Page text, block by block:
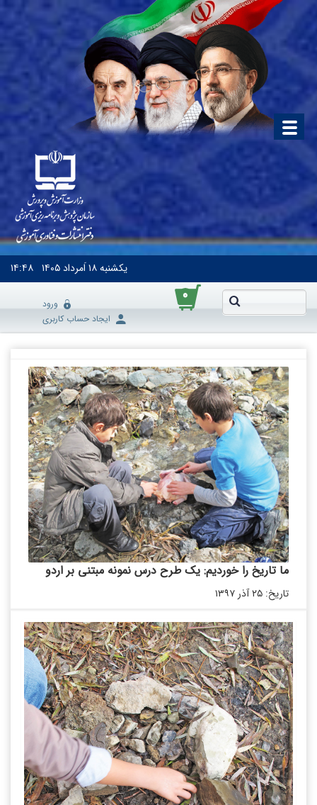
یکشنبه۱۸ اَمرداد ۱۴۰۵ ۱۴:۴۸
۰
ورود
ایجاد حساب کاربری
ما تاریخ را خوردیم: یک طرح درس نمونه مبتنی بر اردو
تاریخ: ۲۵ آذر ۱۳۹۷